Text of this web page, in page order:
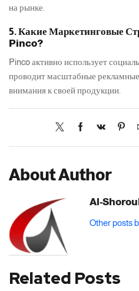
на рынке.
5. Какие Маркетинговые
Pinco?
Pinco активно использует
проводит масштабные
внимания к своей продукции.
About Author
Al-
Other posts
Related Posts